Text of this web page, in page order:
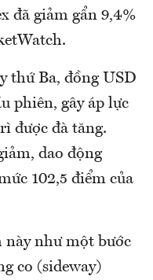
đã giảm gẩn 9,4%
thứ Ba, đồng USD
phiên, gây áp lực
được đà tăng.
dao động
102,5 điểm của
này như một bước
co (sideway)